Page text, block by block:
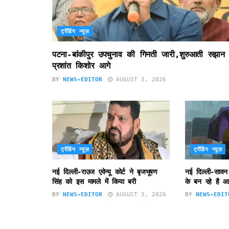
ट्रेंडिंग न्यूज़
पटना-बांकीपुर उपचुनाव की गिनती जारी,शुरुआती रुझान
प्रशांत किशोर आगे
BY NEWS-EDITOR AUGUST 3, 2026
ट्रेंडिंग न्यूज़
नई दिल्ली-राउज एवेन्यू कोर्ट ने बृजभूषण
सिंह को इस मामले में किया बरी
BY NEWS-EDITOR AUGUST 3, 2026
ट्रेंडिंग न्यूज़
नई दिल्ली-
के बन रहे है
BY NEWS-